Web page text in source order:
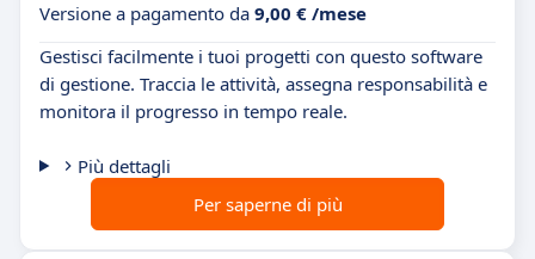
Versione a pagamento da 9,00 € /mese
Gestisci facilmente i tuoi progetti con questo software
di gestione. Traccia le attività, assegna responsabilità e
monitora il progresso in tempo reale.
Più dettagli
Per saperne di più